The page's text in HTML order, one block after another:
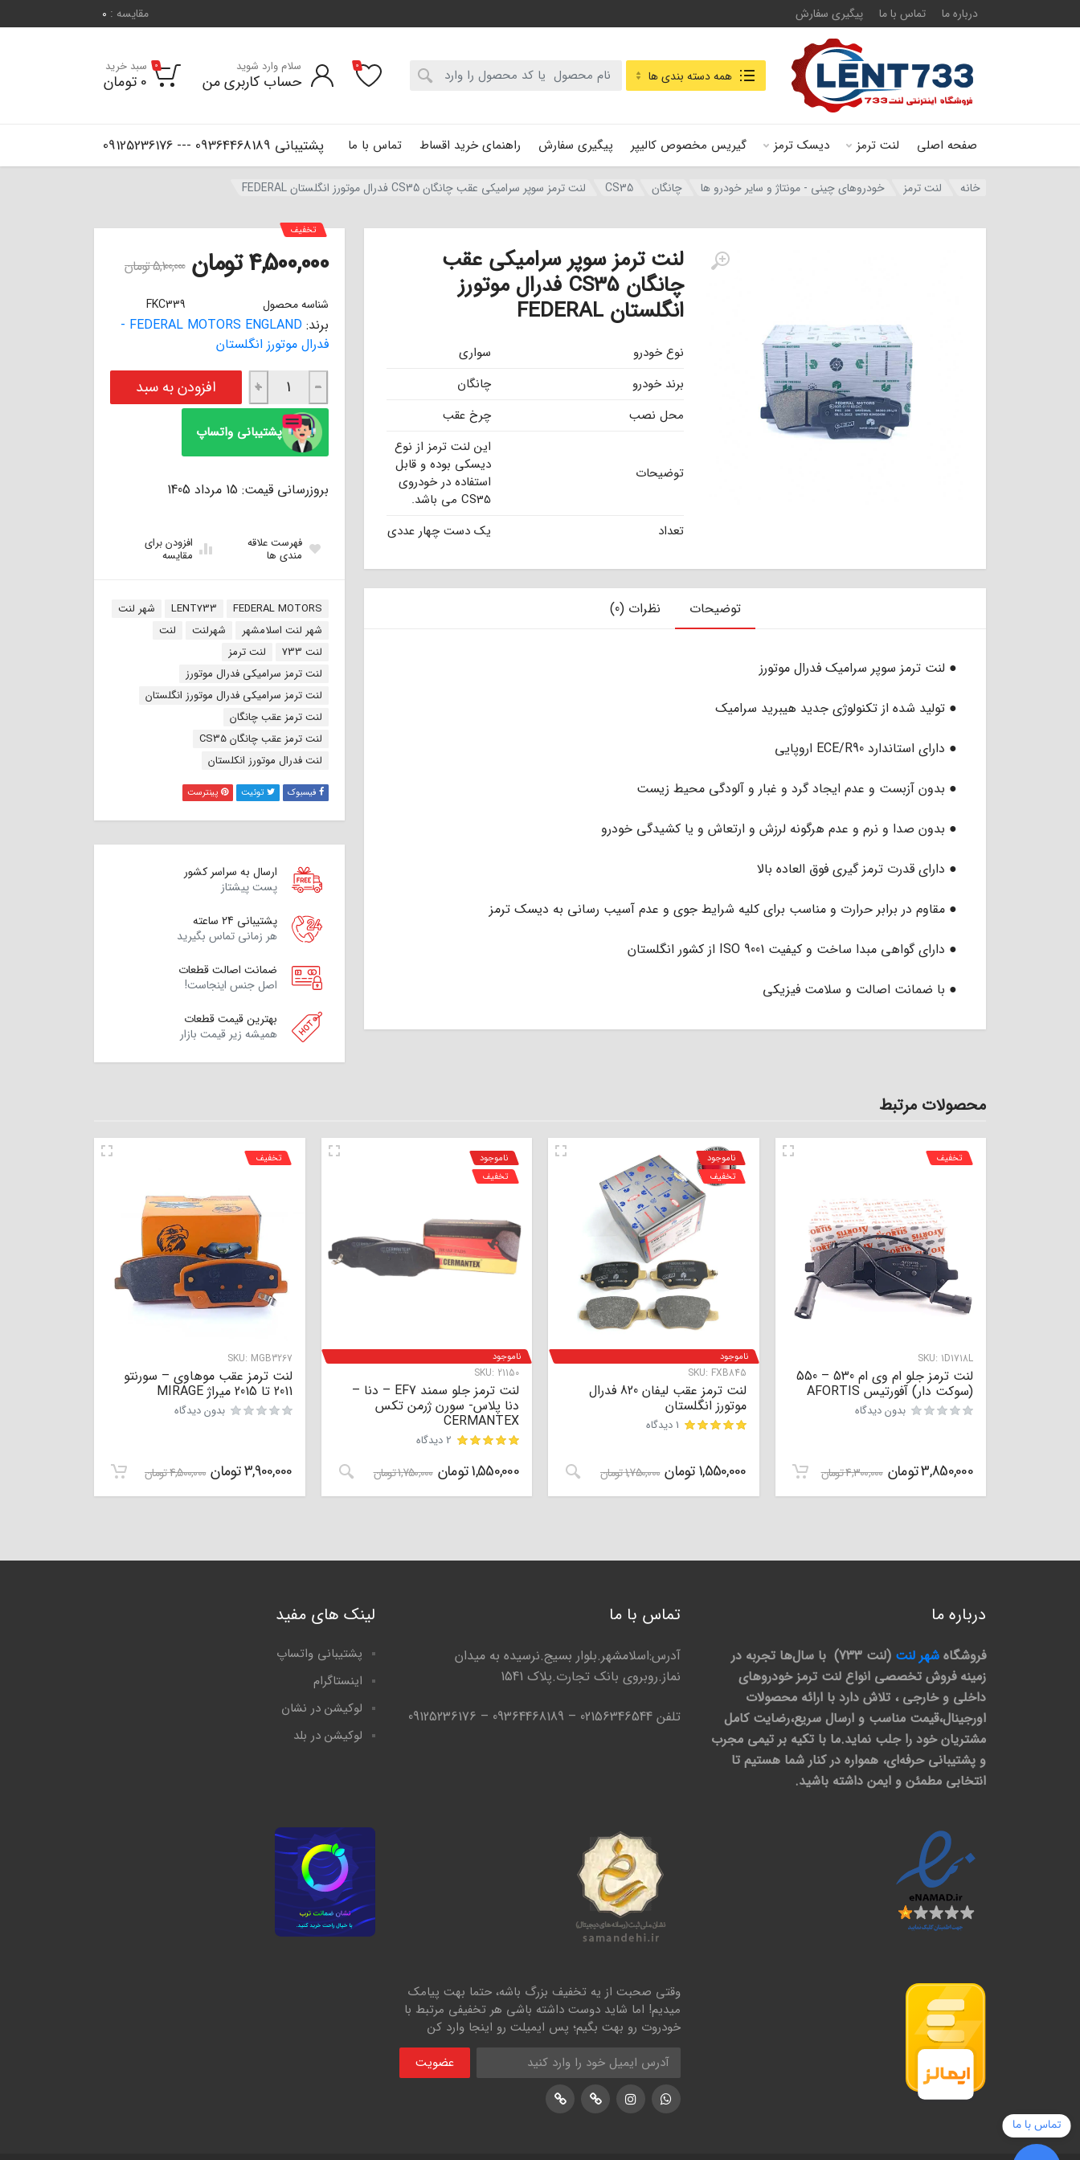
درباره ما تماس با ما پیگیری سفارش مقایسه : 0
صفحه اصلی لنت ترمز دیسک ترمز گیریس مخصوص کالیپر پیگیری سفارش راهنمای خرید اقساط تماس با ما پشتیبانی 09364468189 --- 09125236176
جستجو در:همه دسته بندی ها
0 سلام وارد شوید
حساب کاربری من
0 سبد خرید
0 تومان
خانه لنت ترمز خودروهای چینی - مونتاژ و سایر خودرو ها چانگان CS35 لنت ترمز سوپر سرامیکی عقب چانگان CS35 فدرال موتورز انگلستان FEDERAL
لنت ترمز سوپر سرامیکی عقب
چانگان CS35 فدرال موتورز
انگلستان FEDERAL
نوع خودرو
سواری
برند خودرو
چانگان
محل نصب
چرخ عقب
توضیحات
این لنت ترمز از نوع
دیسکی بوده و قابل
استفاده در خودروی
CS35 می باشد.
تعداد
یک دست چهار عددی
تخفیف
4,500,000تومان 5,100,000تومان
شناسه محصول FKC339
برند:
FEDERAL MOTORS ENGLAND -
فدرال موتورز انگلستان
لنت ترمز سوپر سرامیکی عقب چانگان CS35 فدرال موتورز انگلستان FEDERAL عدد
−
+ افزودن به سبد
پشتیبانی واتساپ
بروزرسانی قیمت: 15 مرداد 1405
فهرست علاقه
مندی ها
افزودن برای
مقایسه
برچسب:
FEDERAL MOTORS
LENT733
شهر لنت
شهر لنت اسلامشهر
شهرلنت
لنت
لنت 733
لنت ترمز
لنت ترمز سرامیکی فدرال موتورز
لنت ترمز سرامیکی فدرال موتورز انگلستان
لنت ترمز عقب چانگان
لنت ترمز عقب چانگان CS35
لنت فدرال موتورز انکلستان
فیسبوک توئیت پینترست
ارسال به سراسر کشور
پست پیشتاز
پشتیبانی 24 ساعته
هر زمانی تماس بگیرید
ضمانت اصالت قطعات
اصل جنس اینجاست!
بهترین قیمت قطعات
همیشه زیر قیمت بازار
توضیحات نظرات (0)
● لنت ترمز سوپر سرامیک فدرال موتورز
● تولید شده از تکنولوژی جدید هیبرید سرامیک
● دارای استاندارد ECE/R90 اروپایی
● بدون آزبست و عدم ایجاد گرد و غبار و آلودگی محیط زیست
● بدون صدا و نرم و عدم هرگونه لرزش و ارتعاش و یا کشیدگی خودرو
● دارای قدرت ترمز گیری فوق العاده بالا
● مقاوم در برابر حرارت و مناسب برای کلیه شرایط جوی و عدم آسیب رسانی به دیسک ترمز
● دارای گواهی مبدا ساخت و کیفیت ISO 9001 از کشور انگلستان
● با ضمانت اصالت و سلامت فیزیکی
محصولات مرتبط
SKU: 1D1718L
تخفیف
لنت ترمز جلو ام وی ام 530 – 550
(سوکت دار) آفورتیس AFORTIS
بدون دیدگاه
3,850,000تومان 4,300,000تومان
ناموجود
SKU: FXB845
ناموجود
تخفیف
لنت ترمز عقب لیفان 820 فدرال
موتورز انگلستان
1 دیدگاه
1,550,000تومان 1,750,000تومان
ناموجود
SKU: 21150
ناموجود
تخفیف
لنت ترمز جلو سمند EF7 – دنا –
دنا پلاس- سورن ژرمن تکس
CERMANTEX
مشتری
2 دیدگاه
1,550,000تومان 1,750,000تومان
SKU: MGB3267
تخفیف
لنت ترمز عقب موهاوی – سورنتو
2011 تا 2015 میراژ MIRAGE
بدون دیدگاه
3,900,000تومان 4,500,000تومان
درباره ما
فروشگاه شهر لنت
(لنت 733) با سال‌ها تجربه در
زمینه فروش تخصصی انواع لنت ترمز خودروهای
داخلی و خارجی ، تلاش دارد با ارائه محصولات
اورجینال،قیمت مناسب و ارسال سریع،رضایت کامل
مشتریان خود را جلب نماید.ما با تکیه بر تیمی مجرب
و پشتیبانی حرفه‌ای، همواره در کنار شما هستیم تا
انتخابی مطمئن و ایمن داشته باشید.
تماس با ما
آدرس:اسلامشهر.بلوار بسیج.نرسیده به میدان
نماز.روبروی بانک تجارت.پلاک 1541
تلفن 02156346544 – 09364468189 – 09125236176
لینک های مفید
پشتیبانی واتساپ
اینستاگرام
لوکیشن در نشان
لوکیشن در بلد
وقتی صحبت از یه تخفیف بزرگ باشه، حتما بهت پیامک
میدیم! اما شاید دوست داشته باشی هر تخفیفی مرتبط با
خودروت رو بهت بگیم؛ پس ایمیلت رو اینجا وارد کن
عضویت
پشتیبانی واتساپ
اینستاگراملوکیشن در نشان
لوکیشن در بلد
تماس با ما